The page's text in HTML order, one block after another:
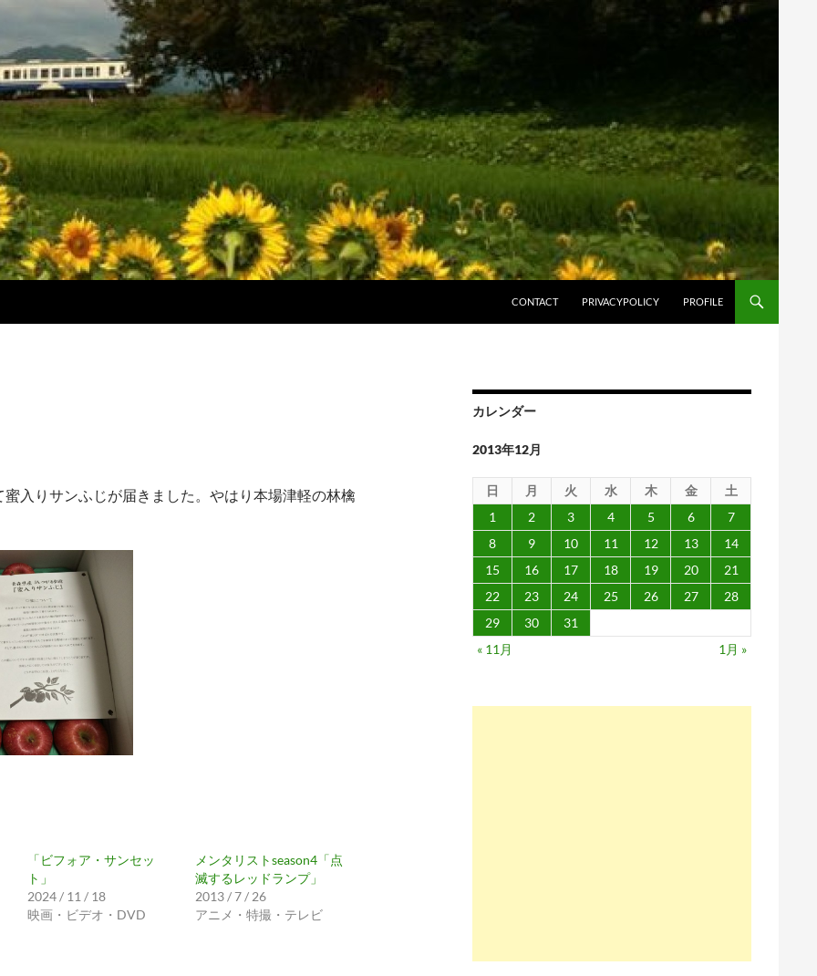
CONTACT
PRIVACYPOLICY PROFILE
入りサンふじが届きました。やはり本場津軽の林檎
「ビフォア・サンセッ
ト」
2024 / 11 / 18
映画・ビデオ・DVD
メンタリストseason4「点
滅するレッドランプ」
2013 / 7 / 26
アニメ・特撮・テレビ
カレンダー
2013年12月
日 月 火 水 木 金
土
1
2 3 4 5 6
7
8
9 10 11 12 13
14
15
16 17 18 19 20
21
22
23 24 25 26 27
28
29
30
31
« 11月
1月 »